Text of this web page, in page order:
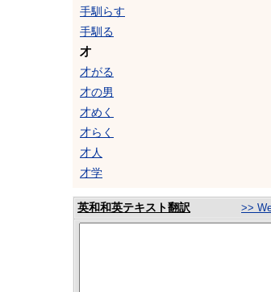
手馴らす
手馴る
才
才がる
才の男
才めく
才らく
才人
才学
英和和英テキスト翻訳 >>